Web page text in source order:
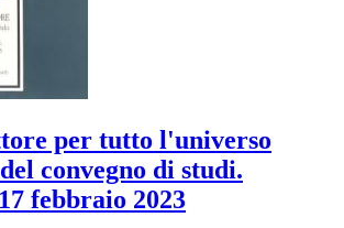
per tutto l'universo
convegno di studi.
febbraio 2023